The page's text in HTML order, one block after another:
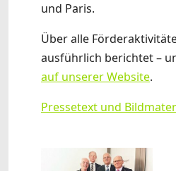
und Paris.
Über alle
ausführlich berichtet –
auf unserer Website.
Pressetext und
Show larger version